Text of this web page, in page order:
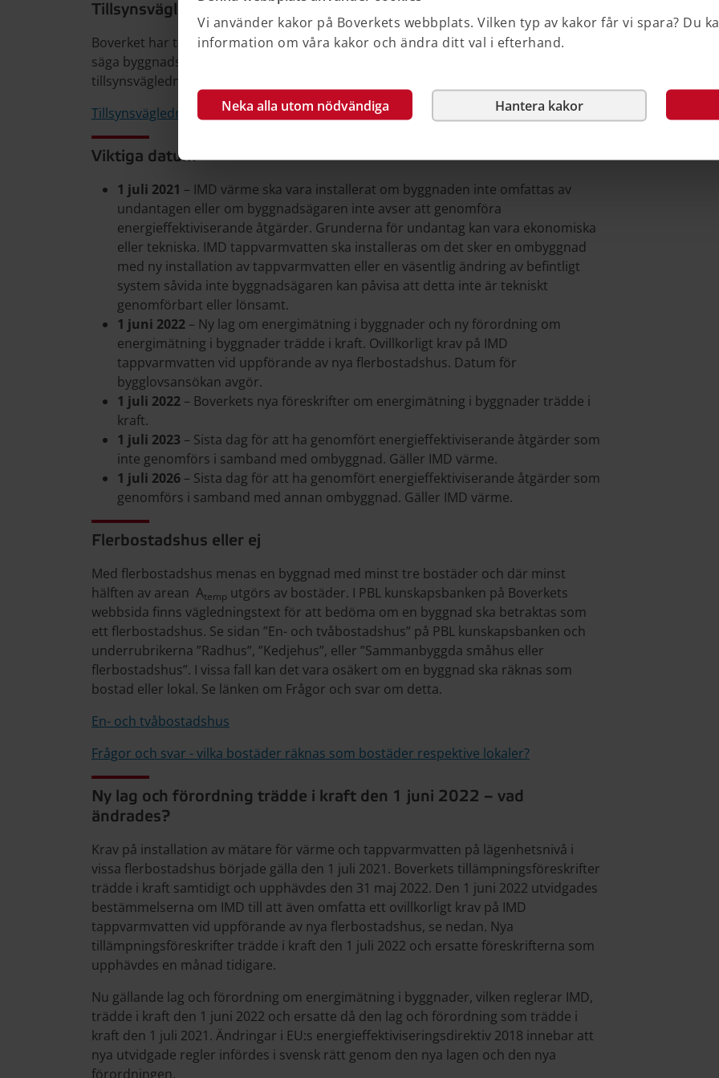
Vi använder kakor på Boverkets webbplats. Vilken typ av kakor får vi spara? Du
information om våra kakor och ändra ditt val i efterhand.
Neka alla utom nödvändiga Hantera kakor
Tillsynsvägledning
Boverket har tagit fram en tillsynsvägledning riktad till tillsynsmyndigheten, det vill
säga byggnadsnämnden. Även byggnadsägare kan ha användning för
tillsynsvägledningen då den ger vägledning i hur energieffektivisering verifieras.
Tillsynsvägledning IMD
Viktiga datum
1 juli 2021 – IMD värme ska vara installerat om byggnaden inte omfattas av
undantagen eller om byggnadsägaren inte avser att genomföra
energieffektiviserande åtgärder. Grunderna för undantag kan vara ekonomiska
eller tekniska. IMD tappvarmvatten ska installeras om det sker en ombyggnad
med ny installation av tappvarmvatten eller en väsentlig ändring av befintligt
system såvida inte byggnadsägaren kan påvisa att detta inte är tekniskt
genomförbart eller lönsamt.
1 juni 2022 – Ny lag om energimätning i byggnader och ny förordning om
energimätning i byggnader trädde i kraft. Ovillkorligt krav på IMD
tappvarmvatten vid uppförande av nya flerbostadshus. Datum för
bygglovsansökan avgör.
1 juli 2022 – Boverkets nya föreskrifter om energimätning i byggnader trädde i
kraft.
1 juli 2023 – Sista dag för att ha genomfört energieffektiviserande åtgärder som
inte genomförs i samband med ombyggnad. Gäller IMD värme.
1 juli 2026 – Sista dag för att ha genomfört energieffektiviserande åtgärder som
genomförs i samband med annan ombyggnad. Gäller IMD värme.
Flerbostadshus eller ej
Med flerbostadshus menas en byggnad med minst tre bostäder och där minst
hälften av arean Atemp utgörs av bostäder. I PBL kunskapsbanken på Boverkets
webbsida finns vägledningstext för att bedöma om en byggnad ska betraktas som
ett flerbostadshus. Se sidan ”En- och tvåbostadshus” på PBL kunskapsbanken och
underrubrikerna ”Radhus”, ”Kedjehus”, eller ”Sammanbyggda småhus eller
flerbostadshus”. I vissa fall kan det vara osäkert om en byggnad ska räknas som
bostad eller lokal. Se länken om Frågor och svar om detta.
En- och tvåbostadshus
Frågor och svar - vilka bostäder räknas som bostäder respektive lokaler?
Ny lag och förordning trädde i kraft den 1 juni 2022 – vad
ändrades?
Krav på installation av mätare för värme och tappvarmvatten på lägenhetsnivå i
vissa flerbostadshus började gälla den 1 juli 2021. Boverkets tillämpningsföreskrifter
trädde i kraft samtidigt och upphävdes den 31 maj 2022. Den 1 juni 2022 utvidgades
bestämmelserna om IMD till att även omfatta ett ovillkorligt krav på IMD
tappvarmvatten vid uppförande av nya flerbostadshus, se nedan. Nya
tillämpningsföreskrifter trädde i kraft den 1 juli 2022 och ersatte föreskrifterna som
upphävdes en månad tidigare.
Nu gällande lag och förordning om energimätning i byggnader, vilken reglerar IMD,
trädde i kraft den 1 juni 2022 och ersatte då den lag och förordning som trädde i
kraft den 1 juli 2021. Ändringar i EU:s energieffektiviseringsdirektiv 2018 innebar att
nya utvidgade regler infördes i svensk rätt genom den nya lagen och den nya
förordningen.